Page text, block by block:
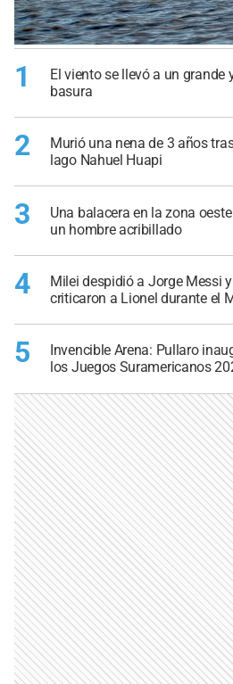
1
El viento se llevó a un
basura
2
Murió una nena de 3 años
lago Nahuel Huapi
3
Una balacera en la zona
un hombre acribillado
4
Milei despidió a Jorge Messi
criticaron a Lionel durante el
5
Invencible Arena: Pullaro
los Juegos Suramericanos